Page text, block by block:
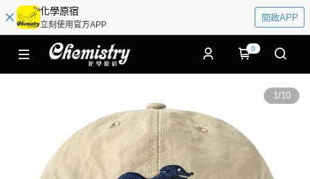
化學原宿
立刻使用官方APP
開啟APP
0
1/10